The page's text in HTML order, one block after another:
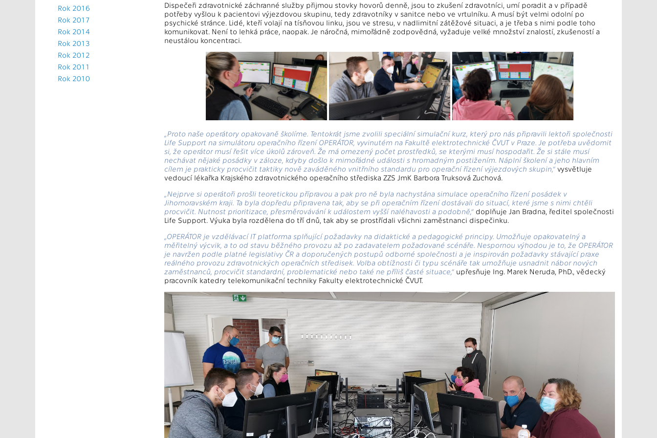
Rok 2016
Rok 2017
Rok 2014
Rok 2013
Rok 2012
Rok 2011
Rok 2010
Dispečeři zdravotnické záchranné služby přijmou stovky hovorů denně, jsou to zkušení zdravotníci, umí poradit a v případě
potřeby vyšlou k pacientovi výjezdovou skupinu, tedy zdravotníky v sanitce nebo ve vrtulníku. A musí být velmi odolní po
psychické stránce. Lidé, kteří volají na tísňovou linku, jsou ve stresu, v nadlimitní zátěžové situaci, a je třeba s nimi podle toho
komunikovat. Není to lehká práce, naopak. Je náročná, mimořádně zodpovědná, vyžaduje velké množství znalostí, zkušeností a
neustálou koncentraci.
„Proto naše operátory opakovaně školíme. Tentokrát jsme zvolili speciální simulační kurz, který pro nás připravili lektoři společnosti
Life Support na simulátoru operačního řízení OPERÁTOR, vyvinutém na Fakultě elektrotechnické ČVUT v Praze. Je potřeba uvědomit
si, že operátor musí řešit více úkolů zároveň. Že má omezený počet prostředků, se kterými musí hospodařit. Že si stále musí
nechávat nějaké posádky v záloze, kdyby došlo k mimořádné události s hromadným postižením. Náplní školení a jeho hlavním
cílem je prakticky procvičit taktiky nově zaváděného vnitřního standardu pro operační řízení výjezdových skupin,“ vysvětluje
vedoucí lékařka Krajského zdravotnického operačního střediska ZZS JmK Barbora Truksová Zuchová.
„Nejprve si operátoři prošli teoretickou přípravou a pak pro ně byla nachystána simulace operačního řízení posádek v
Jihomoravském kraji. Ta byla dopředu připravena tak, aby se při operačním řízení dostávali do situací, které jsme s nimi chtěli
procvičit. Nutnost prioritizace, přesměrovávání k událostem vyšší naléhavosti a podobně,“ doplňuje Jan Bradna, ředitel společnosti
Life Support. Výuka byla rozdělena do tří dnů, tak aby se prostřídali všichni zaměstnanci dispečinku.
„OPERÁTOR je vzdělávací IT platforma splňující požadavky na didaktické a pedagogické principy. Umožňuje opakovatelný a
měřitelný výcvik, a to od stavu běžného provozu až po zadavatelem požadované scénáře. Nespornou výhodou je to, že OPERÁTOR
je navržen podle platné legislativy ČR a doporučených postupů odborné společnosti a je inspirován požadavky stávající praxe
reálného provozu zdravotnických operačních středisek. Volba obtížnosti či typu scénáře tak umožňuje usnadnit nábor nových
zaměstnanců, procvičit standardní, problematické nebo také ne příliš časté situace,“ upřesňuje Ing. Marek Neruda, PhD., vědecký
pracovník katedry telekomunikační techniky Fakulty elektrotechnické ČVUT.